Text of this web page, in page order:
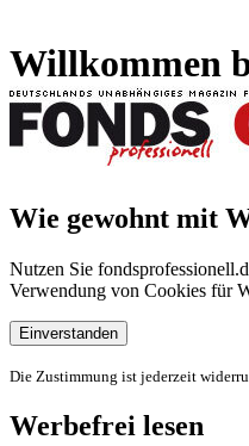
Willkommen
Wie gewohnt mit
Nutzen Sie
Verwendung von Cookies für
Einverstanden
Die Zustimmung ist jederzeit
Werbefrei lesen